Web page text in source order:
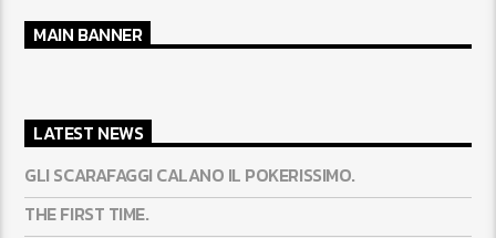
MAIN BANNER
LATEST NEWS
GLI SCARAFAGGI CALANO IL POKERISSIMO.
THE FIRST TIME.